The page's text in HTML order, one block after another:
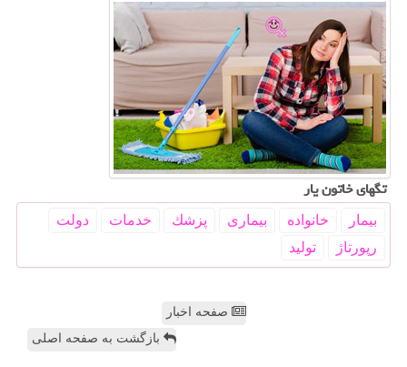
تگهای خاتون یار
بیمار خانواده بیماری پزشك خدمات
دولت
رپورتاژ
تولید
صفحه اخبار
بازگشت به صفحه اصلی